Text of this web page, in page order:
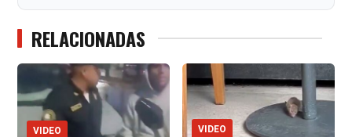
RELACIONADAS
VIDEO VIDEO